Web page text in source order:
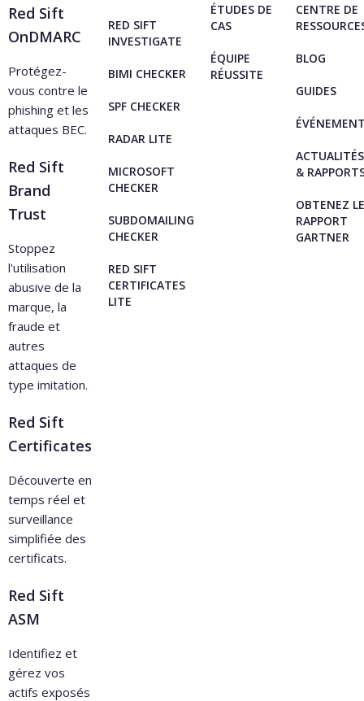
Red Sift
OnDMARC
Protégez-
vous contre le
phishing et les
attaques BEC.
Red Sift
Brand
Trust
Stoppez
l'utilisation
abusive de la
marque, la
fraude et
autres
attaques de
type imitation.
Red Sift
Certificates
Découverte en
temps réel et
surveillance
simplifiée des
certificats.
Red Sift
ASM
Identifiez et
gérez vos
actifs exposés
RED SIFT
INVESTIGATE
BIMI CHECKER
SPF CHECKER
RADAR LITE
MICROSOFT
CHECKER
SUBDOMAILING
CHECKER
RED SIFT
CERTIFICATES
LITE
ÉTUDES DE
CAS
ÉQUIPE
RÉUSSITE
CENTRE DE
BLOG
GUIDES
ACTUALITÉS
&
OBTENEZ LE
RAPPORT
GARTNER